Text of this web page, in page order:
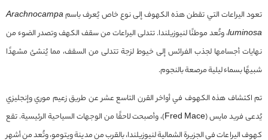
تعود اليراعات التي تقطن هذه الكهوف إلى نوع خاص يُعرف باسمArachnocampa
luminosa، وتُعد موطنًا لنيوزيلندا. تتدلى اليراعات من سقف الكهف وتصدر الضوء من
نهايات أجسامها لجذب الفرائس إلى خيوط لزجة تتدلى من السقف، مما يُنشئ مشهدًا
شبيهًا بسماء ليلية مرصعة بالنجوم.
تم اكتشاف هذه الكهوف في أواخر القرن التاسع عشر عن طريق زعيم موري وإنجليزي
يُدعى فريد مايس (Fred Mace)، وأصبحت لاحقًا من الوجهات السياحية الرئيسية. تقع
كهوف اليراعات في الجزيرة الشمالية لنيوزيلندا، بالقرب من مدينة ويتومو، وتُعد من أشهر